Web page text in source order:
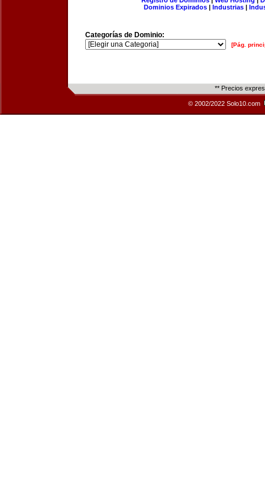
Dominios Expirados | Industrias |
Categorías de Dominio:
[Pág.
** Precios
© 2002/2022 Solo10.com